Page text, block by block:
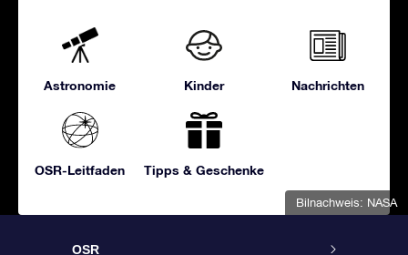
Bilnachweis: NASA
Astronomie Kinder Nachrichten
OSR-Leitfaden Tipps & Geschenke
OSR